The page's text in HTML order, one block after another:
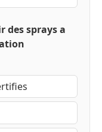
des sprays a